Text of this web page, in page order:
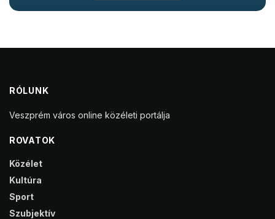
RÓLUNK
Veszprém város online közéleti portálja
ROVATOK
Közélet
Kultúra
Sport
Szubjektív